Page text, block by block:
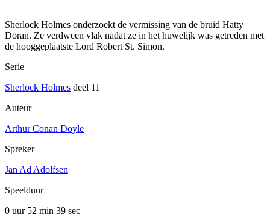
Sherlock Holmes onderzoekt de vermissing van de bruid Hatty
Doran. Ze verdween vlak nadat ze in het huwelijk was getreden met
de hooggeplaatste Lord Robert St. Simon.
Serie
Sherlock Holmes deel 11
Auteur
Arthur Conan Doyle
Spreker
Jan Ad Adolfsen
Speelduur
0 uur 52 min 39 sec